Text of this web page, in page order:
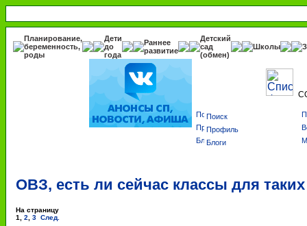
Планирование,
беременность,
роды
Дети
до
года
Раннее
развитие
Детский
сад
(обмен)
Школы
Поиск
Профиль
Блоги
ОВЗ, есть ли сейчас классы для
На страницу
1
2 3 След.